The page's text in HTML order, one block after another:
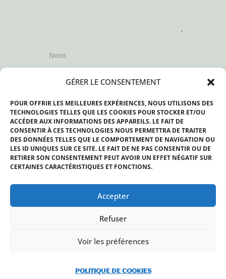
GÉRER LE CONSENTEMENT
POUR OFFRIR LES MEILLEURES EXPÉRIENCES, NOUS UTILISONS DES
TECHNOLOGIES TELLES QUE LES COOKIES POUR STOCKER ET/OU
ACCÉDER AUX INFORMATIONS DES APPAREILS. LE FAIT DE
CONSENTIR À CES TECHNOLOGIES NOUS PERMETTRA DE TRAITER
DES DONNÉES TELLES QUE LE COMPORTEMENT DE NAVIGATION OU
LES ID UNIQUES SUR CE SITE. LE FAIT DE NE PAS CONSENTIR OU DE
RETIRER SON CONSENTEMENT PEUT AVOIR UN EFFET NÉGATIF SUR
CERTAINES CARACTÉRISTIQUES ET FONCTIONS.
Accepter
Refuser
Voir les préférences
POLITIQUE DE COOKIES
COPYRIGHT 2026 - NATURE & SOCIÉTE